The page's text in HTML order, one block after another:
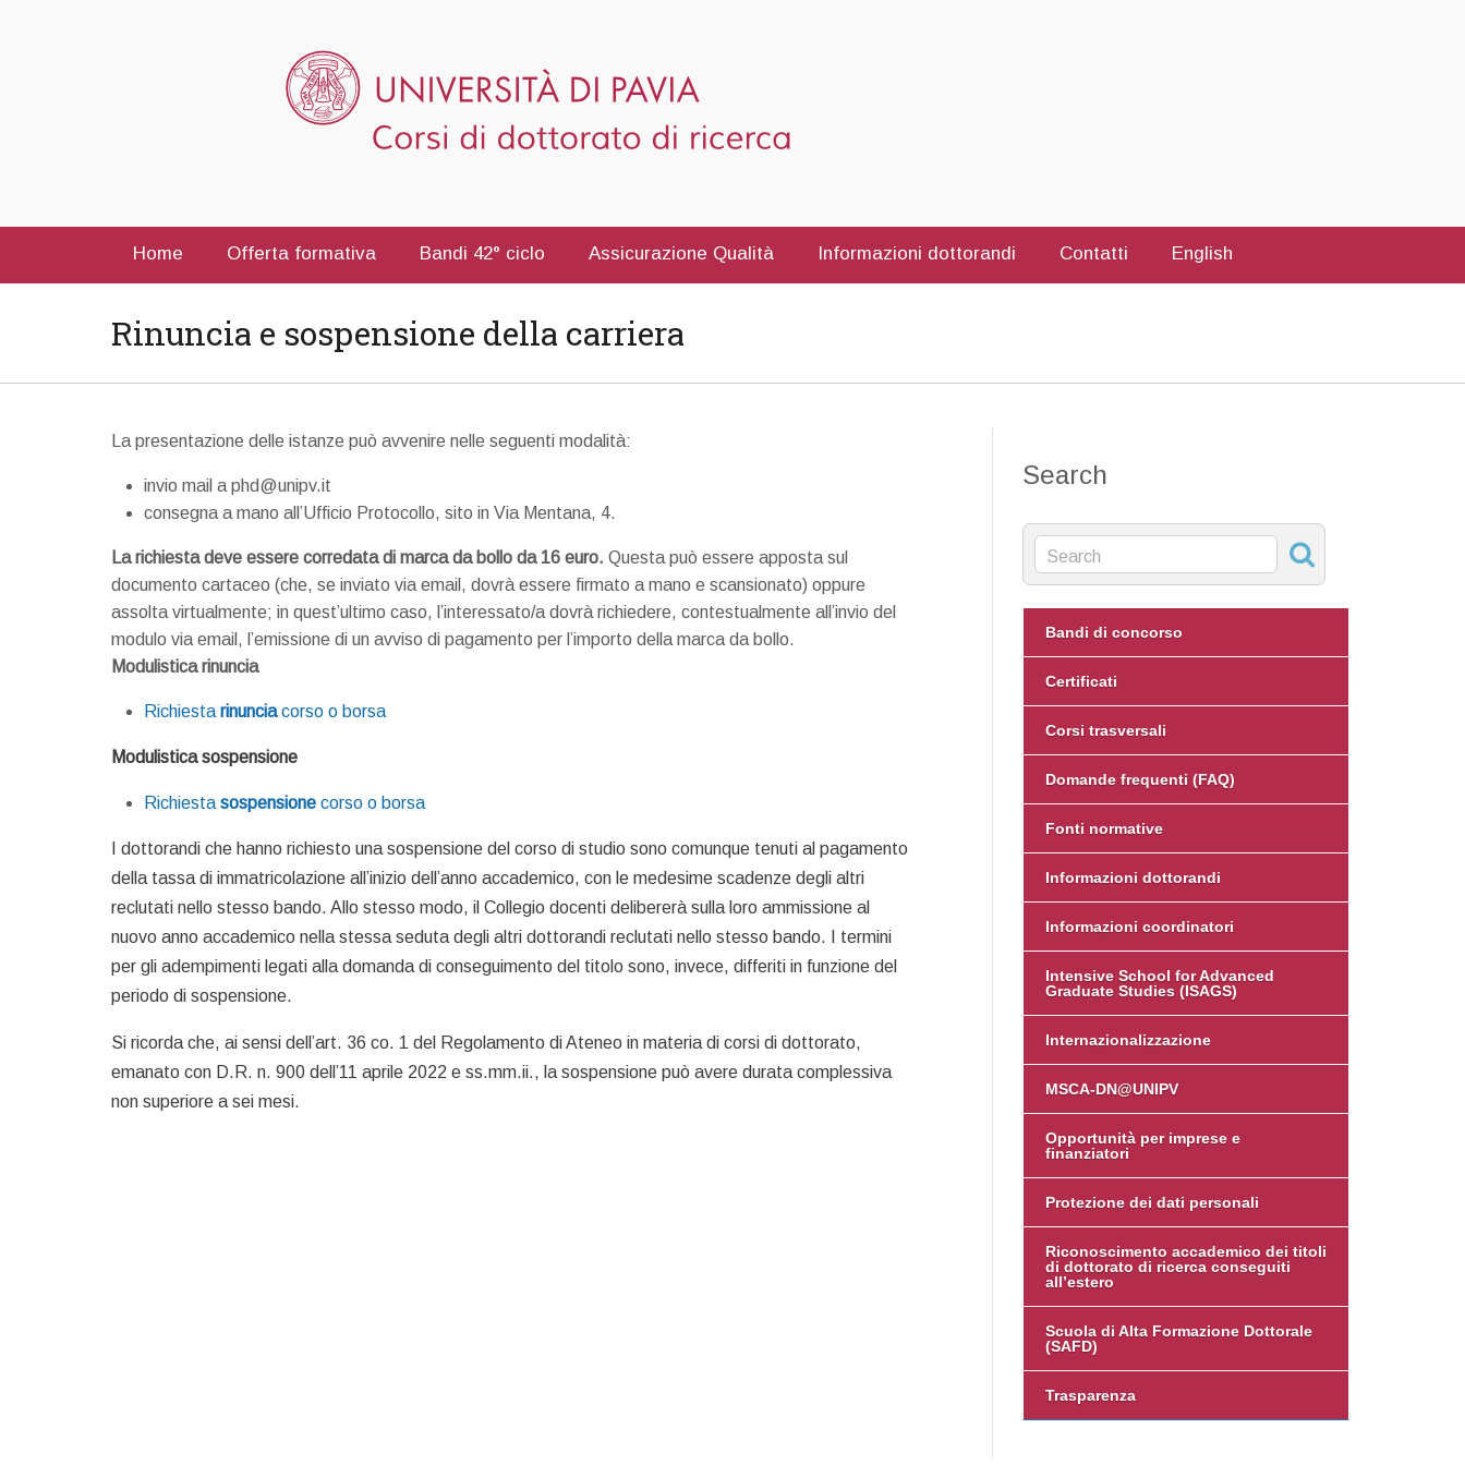
Home Offerta formativa Bandi 42° ciclo Assicurazione Qualità Informazioni dottorandi Contatti English
Rinuncia e sospensione della carriera
La presentazione delle istanze può avvenire nelle seguenti modalità:
invio mail a phd@unipv.it
consegna a mano all’Ufficio Protocollo, sito in Via Mentana, 4.
La richiesta deve essere corredata di marca da bollo da 16 euro. Questa può essere apposta sul
documento cartaceo (che, se inviato via email, dovrà essere firmato a mano e scansionato) oppure
assolta virtualmente; in quest’ultimo caso, l’interessato/a dovrà richiedere, contestualmente all’invio del
modulo via email, l’emissione di un avviso di pagamento per l’importo della marca da bollo.
Modulistica rinuncia
Richiesta rinunciacorso o borsa
Modulistica sospensione
Richiesta sospensione corso o borsa
I dottorandi che hanno richiesto una sospensione del corso di studio sono comunque tenuti al pagamento
della tassa di immatricolazione all’inizio dell’anno accademico, con le medesime scadenze degli altri
reclutati nello stesso bando. Allo stesso modo, il Collegio docenti delibererà sulla loro ammissione al
nuovo anno accademico nella stessa seduta degli altri dottorandi reclutati nello stesso bando. I termini
per gli adempimenti legati alla domanda di conseguimento del titolo sono, invece, differiti in funzione del
periodo di sospensione.
Si ricorda che, ai sensi dell’art. 36 co. 1 del Regolamento di Ateneo in materia di corsi di dottorato,
emanato con D.R. n. 900 dell’11 aprile 2022 e ss.mm.ii., la sospensione può avere durata complessiva
non superiore a sei mesi.
Search
Bandi di concorso
Certificati
Corsi trasversali
Domande frequenti (FAQ)
Fonti normative
Informazioni dottorandi
Informazioni coordinatori
Intensive School for Advanced
Graduate Studies (ISAGS)
Internazionalizzazione
MSCA-DN@UNIPV
Opportunità per imprese e
finanziatori
Protezione dei dati personali
Riconoscimento accademico dei titoli
di dottorato di ricerca conseguiti
all’estero
Scuola di Alta Formazione Dottorale
(SAFD)
Trasparenza